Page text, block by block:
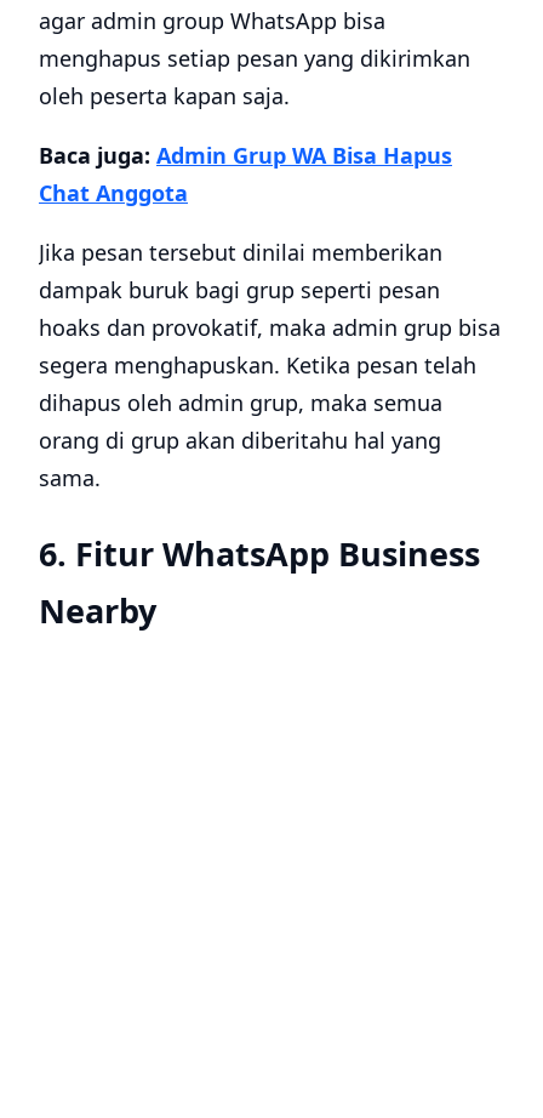
agar admin group WhatsApp bisa
menghapus setiap pesan yang dikirimkan
oleh peserta kapan saja.
Baca juga: Admin Grup WA Bisa Hapus
Chat Anggota
Jika pesan tersebut dinilai memberikan
dampak buruk bagi grup seperti pesan
hoaks dan provokatif, maka admin grup bisa
segera menghapuskan. Ketika pesan telah
dihapus oleh admin grup, maka semua
orang di grup akan diberitahu hal yang
sama.
6. Fitur WhatsApp Business
Nearby